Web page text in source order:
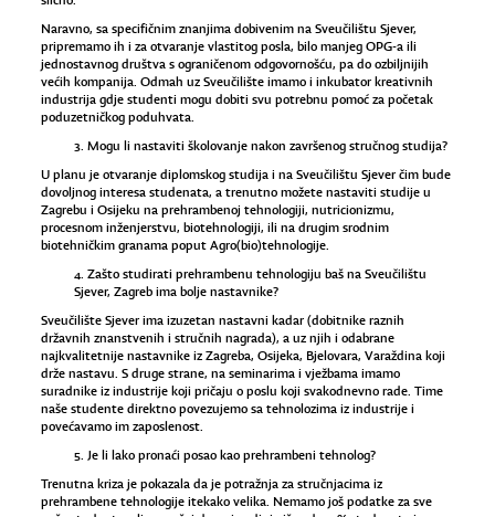
Naravno, sa specifičnim znanjima dobivenim na Sveučilištu Sjever,
pripremamo ih i za otvaranje vlastitog posla, bilo manjeg OPG-a ili
jednostavnog društva s ograničenom odgovornošću, pa do ozbiljnijih
većih kompanija. Odmah uz Sveučilište imamo i inkubator kreativnih
industrija gdje studenti mogu dobiti svu potrebnu pomoć za početak
poduzetničkog poduhvata.
3. Mogu li nastaviti školovanje nakon završenog stručnog studija?
U planu je otvaranje diplomskog studija i na Sveučilištu Sjever čim bude
dovoljnog interesa studenata, a trenutno možete nastaviti studije u
Zagrebu i Osijeku na prehrambenoj tehnologiji, nutricionizmu,
procesnom inženjerstvu, biotehnologiji, ili na drugim srodnim
biotehničkim granama poput Agro(bio)tehnologije.
4. Zašto studirati prehrambenu tehnologiju baš na Sveučilištu
Sjever, Zagreb ima bolje nastavnike?
Sveučilište Sjever ima izuzetan nastavni kadar (dobitnike raznih
državnih znanstvenih i stručnih nagrada), a uz njih i odabrane
najkvalitetnije nastavnike iz Zagreba, Osijeka, Bjelovara, Varaždina koji
drže nastavu. S druge strane, na seminarima i vježbama imamo
suradnike iz industrije koji pričaju o poslu koji svakodnevno rade. Time
naše studente direktno povezujemo sa tehnolozima iz industrije i
povećavamo im zaposlenost.
5. Je li lako pronaći posao kao prehrambeni tehnolog?
Trenutna kriza je pokazala da je potražnja za stručnjacima iz
prehrambene tehnologije itekako velika. Nemamo još podatke za sve